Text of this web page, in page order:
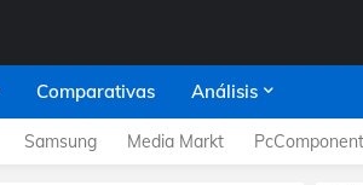
Comparativas Análisis
Samsung Media Markt